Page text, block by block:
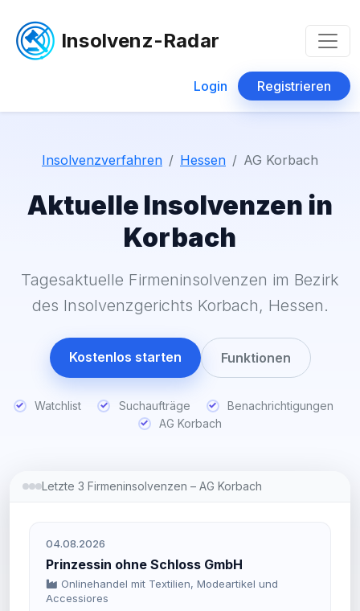
Insolvenz-Radar
Login Registrieren
Insolvenzverfahren Hessen AG Korbach
Aktuelle Insolvenzen in
Korbach
Tagesaktuelle Firmeninsolvenzen im Bezirk
des Insolvenzgerichts Korbach, Hessen.
Kostenlos starten Funktionen
Watchlist Suchaufträge
Benachrichtigungen
AG Korbach
Letzte 3 Firmeninsolvenzen – AG Korbach
04.08.2026
Prinzessin ohne Schloss GmbH
Onlinehandel mit Textilien, Modeartikel und
Accessiores